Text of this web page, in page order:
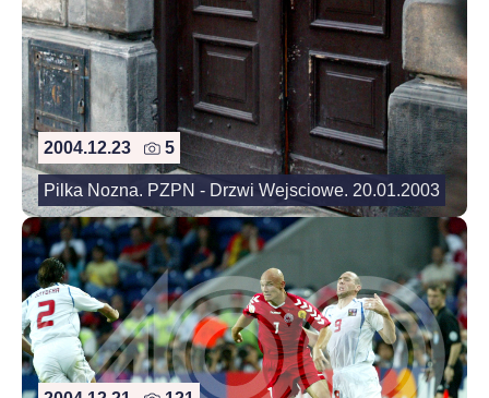
2004.12.23 5
Pilka Nozna. PZPN - Drzwi Wejsciowe. 20.01.2003